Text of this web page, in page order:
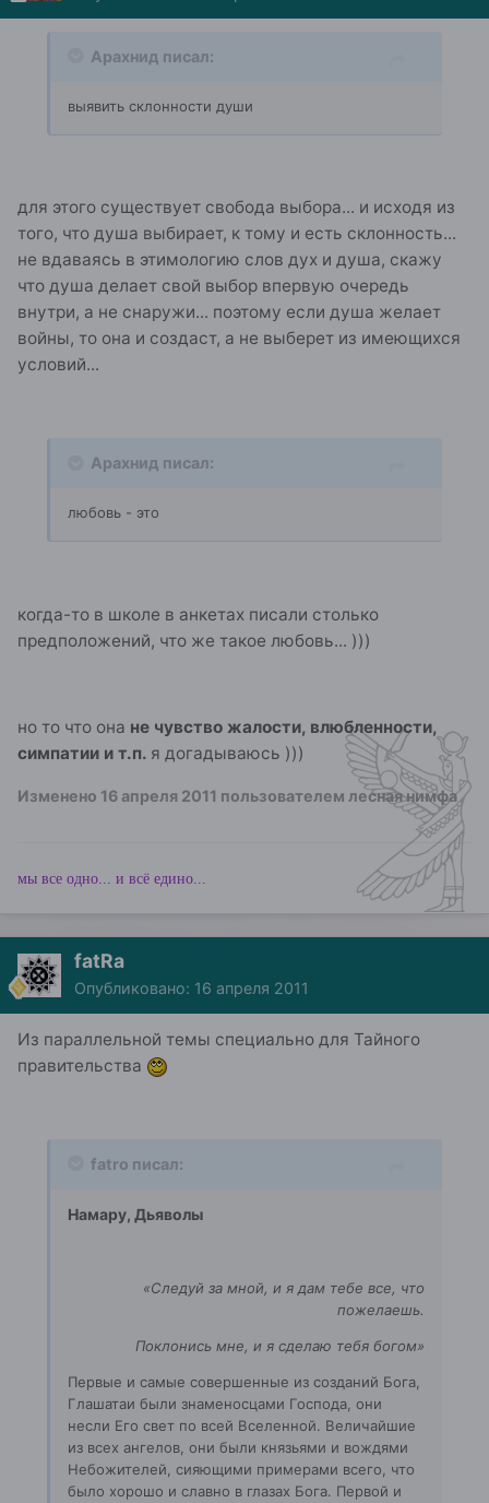
Арахнид писал:
выявить склонности души
для этого существует свобода выбора... и исходя из
того, что душа выбирает, к тому и есть склонность...
не вдаваясь в этимологию слов дух и душа, скажу
что душа делает свой выбор впервую очередь
внутри, а не снаружи... поэтому если душа желает
войны, то она и создаст, а не выберет из имеющихся
условий...
Арахнид писал:
любовь - это
когда-то в школе в анкетах писали столько
предположений, что же такое любовь... )))
но то что она не чувство жалости, влюбленности,
симпатии и т.п. я догадываюсь )))
Изменено 16 апреля 2011 пользователем лесная нимфа
мы все одно... и всё едино...
fatRa
Опубликовано: 16 апреля 2011
Из параллельной темы специально для Тайного
правительства
fatro писал:
Намару, Дьяволы
«Следуй за мной, и я дам тебе все, что
пожелаешь.
Поклонись мне, и я сделаю тебя богом»
Первые и самые совершенные из созданий Бога,
Глашатаи были знаменосцами Господа, они
несли Его свет по всей Вселенной. Величайшие
из всех ангелов, они были князьями и вождями
Небожителей, сияющими примерами всего, что
было хорошо и славно в глазах Бога. Первой и